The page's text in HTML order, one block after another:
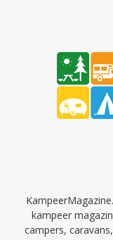
kampeer
campers,